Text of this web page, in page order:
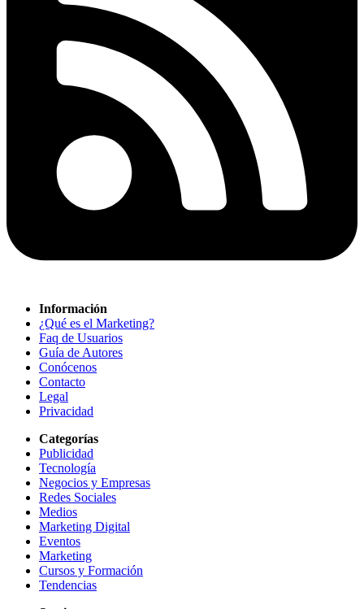
Información
¿Qué es el Marketing?
Faq de Usuarios
Guía de Autores
Conócenos
Contacto
Legal
Privacidad
Categorías
Publicidad
Tecnología
Negocios y Empresas
Redes Sociales
Medios
Marketing Digital
Eventos
Marketing
Cursos y Formación
Tendencias